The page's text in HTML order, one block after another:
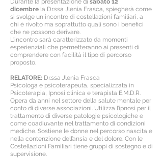
dicembre la Dr.ssa Jlenia Frasca, spiegherà come
si svolge un incontro di costellazioni familiari, a
chi è rivolto ma soprattutto quali sono i benefici
che ne possono derivare.
L'incontro sarà caratterizzato da momenti
esperienziali che permetteranno ai presenti di
comprendere con facilità il tipo di percorso
proposto.
RELATORE: Dr.ssa Jlenia Frasca
Psicologa e psicoterapeuta, specializzata in
Psicoterapia, Ipnosi clinica e terapista E.M.D.R.
Opera da anni nel settore della salute mentale per
conto di diverse associazioni. Utilizza l’ipnosi per il
trattamento di diverse patologie psicologiche e
come coadiuvante nel trattamento di condizioni
mediche. Sostiene le donne nel percorso nascita e
nella contenzione dell’ansia e del dolore. Con le
Costellazioni Familiari tiene gruppi di sostegno e di
supervisione.